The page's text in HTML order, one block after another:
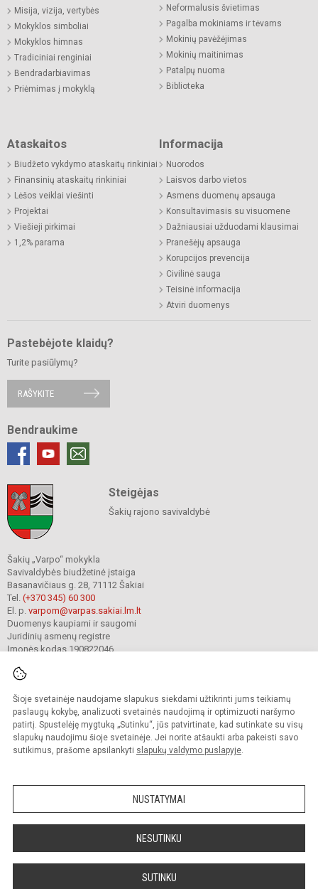
Šioje svetainėje naudojame slapukus siekdami užtikrinti jums teikiamų
paslaugų kokybę, analizuoti svetainės naudojimą ir optimizuoti naršymo
patirtį. Spustelėję mygtuką „Sutinku“, jūs patvirtinate, kad sutinkate su visų
slapukų naudojimu šioje svetainėje. Jei norite atšaukti arba pakeisti savo
sutikimus, prašome apsilankyti slapukų valdymo puslapyje.
NUSTATYMAI
NESUTINKU
SUTINKU
Misija, vizija, vertybės
Mokyklos simboliai
Mokyklos himnas
Tradiciniai renginiai
Bendradarbiavimas
Priėmimas į mokyklą
Neformalusis švietimas
Pagalba mokiniams ir tėvams
Mokinių pavėžėjimas
Mokinių maitinimas
Patalpų nuoma
Biblioteka
Ataskaitos
Biudžeto vykdymo ataskaitų rinkiniai
Finansinių ataskaitų rinkiniai
Lėšos veiklai viešinti
Projektai
Viešieji pirkimai
1,2% parama
Informacija
Nuorodos
Laisvos darbo vietos
Asmens duomenų apsauga
Konsultavimasis su visuomene
Dažniausiai užduodami klausimai
Pranešėjų apsauga
Korupcijos prevencija
Civilinė sauga
Teisinė informacija
Atviri duomenys
Pastebėjote klaidų?
Turite pasiūlymų?
RAŠYKITE
Bendraukime
Steigėjas
Šakių rajono savivaldybė
Šakių „Varpo“ mokykla
Savivaldybės biudžetinė įstaiga
Basanavičiaus g. 28, 71112 Šakiai
Tel. (+370 345) 60 300
El. p. varpom@varpas.sakiai.lm.lt
Duomenys kaupiami ir saugomi
Juridinių asmenų registre
Įmonės kodas 190822046
© 2023. Šakių „Varpo“ mokykla. Visos teisės saugomos.
Kopijuoti turinį be raštiško mokyklos sutikimo griežtai draudžiama.
Prieinamumo paraiška Slapukų politika Privatumo politika
Sumanus būdas atnaujinti